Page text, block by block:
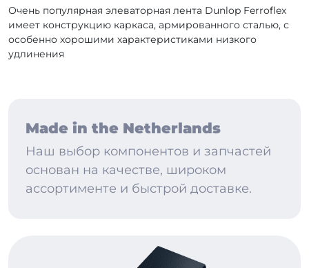
Очень популярная элеваторная лента Dunlop Ferroflex
имеет конструкцию каркаса, армированного сталью, с
особенно хорошими характеристиками низкого
удлинения
Made in the Netherlands
Наш выбор компонентов и запчастей
основан на качестве, широком
ассортименте и быстрой доставке.